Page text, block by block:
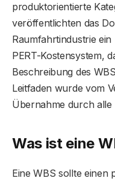
produktorientierte
veröffentlichten das
Raumfahrtindustrie
PERT-Kostensystem,
Beschreibung des
Leitfaden wurde vom
Übernahme durch alle
Was ist eine
Eine WBS sollte einen